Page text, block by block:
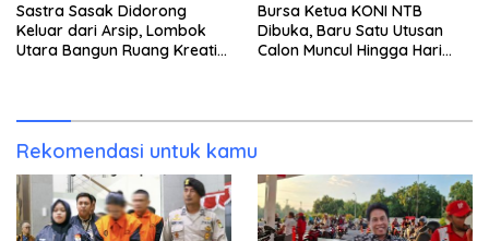
Sastra Sasak Didorong
Keluar dari Arsip, Lombok
Utara Bangun Ruang Kreatif
Bursa Ketua KONI NTB
Dibuka, Baru Satu Utusan
Calon Muncul Hingga Hari
Rekomendasi untuk kamu